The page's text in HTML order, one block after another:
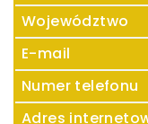
Województwo
E-mail
Numer telefonu
Adres